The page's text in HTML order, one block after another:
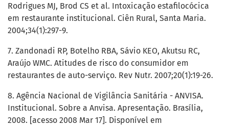
Rodrigues MJ, Brod CS et al. Intoxicação estafilocócica
em restaurante institucional. Ciên Rural, Santa Maria.
2004;34(1):297-9.
7. Zandonadi RP, Botelho RBA, Sávio KEO, Akutsu RC,
Araújo WMC. Atitudes de risco do consumidor em
restaurantes de auto-serviço. Rev Nutr. 2007;20(1):19-26.
8. Agência Nacional de Vigilância Sanitária - ANVISA.
Institucional. Sobre a Anvisa. Apresentação. Brasília,
2008. [acesso 2008 Mar 17]. Disponível em